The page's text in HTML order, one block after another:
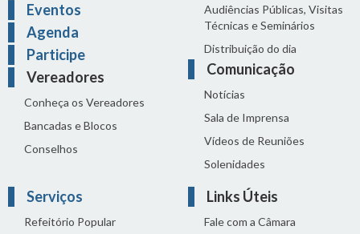
Eventos
Agenda
Participe
Vereadores
Conheça os Vereadores
Bancadas e Blocos
Conselhos
Audiências Públicas, Visitas
Técnicas e Seminários
Distribuição do dia
Comunicação
Notícias
Sala de Imprensa
Vídeos de Reuniões
Solenidades
Serviços
Refeitório Popular
Links Úteis
Fale com a Câmara